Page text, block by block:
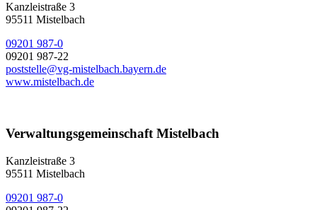
Kanzleistraße 3
95511 Mistelbach
09201 987-0
09201 987-22
poststelle@vg-mistelbach.bayern.de
www.mistelbach.de
Verwaltungsgemeinschaft Mistelbach
Kanzleistraße 3
95511 Mistelbach
09201 987-0